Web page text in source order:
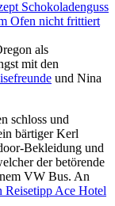
als
mit den
und Nina
schloss und
bärtiger Kerl
Bekleidung und
der betörende
VW Bus. An